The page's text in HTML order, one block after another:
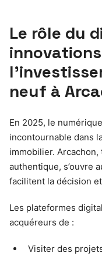
Le rôle du
neuf à
En 2025, le
incontournable dans
immobilier.
authentique, s’ouvre
facilitent la décision
Les plateformes
acquéreurs de :
Visiter des